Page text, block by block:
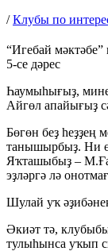
/Клубы по
“Игебай
5-се дәрес
Һаумыһығыҙ,
Айгөл апайығыҙ
Бөгөн беҙ
танышырбыҙ. Ни
Яҡташыбыҙ –
эҙләргә лә
Шулай уҡ
Әкиәт тә,
тулыһынса уҡып